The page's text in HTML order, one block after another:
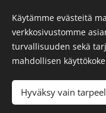
© 2026
Kaikki
Luotu
Käytämme evästeitä
verkkosivustomme
turvallisuuden sekä
mahdollisen
Hyväksy vain